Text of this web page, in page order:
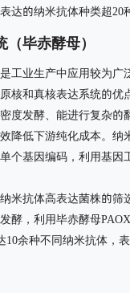
达的纳米抗体种类超20
（毕赤酵母）
工业生产中应用较为广
核和真核表达系统的优
度发酵、能进行复杂的
降低下游纯化成本。纳
个基因编码，利用基因
米抗体高表达菌株的筛
酵，利用毕赤酵母
10余种不同纳米抗体，